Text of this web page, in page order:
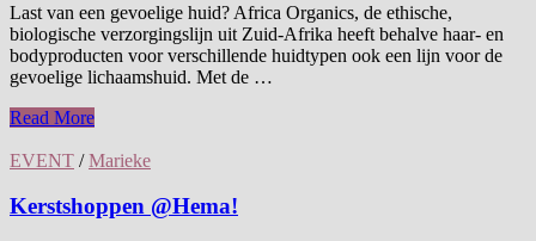
Last van een gevoelige huid? Africa Organics, de ethische,
biologische verzorgingslijn uit Zuid-Afrika heeft behalve haar- en
bodyproducten voor verschillende huidtypen ook een lijn voor de
gevoelige lichaamshuid. Met de …
Read More
EVENT /Marieke
Kerstshoppen @Hema!